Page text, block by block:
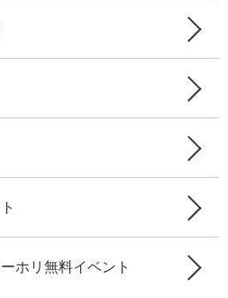
ホリ無料イベント